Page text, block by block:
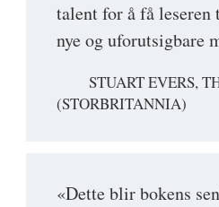
talent for å få leseren
nye og uforutsigbare
STUART EVERS,
(STORBRITANNIA)
«Dette blir bokens